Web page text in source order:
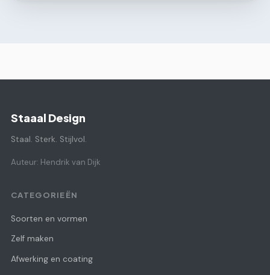
Staaal Design
Staal. Sterk. Stijlvol.
Auteur: Hendrik van Dijk
CATEGORIEËN
Soorten en vormen
Zelf maken
Afwerking en coating